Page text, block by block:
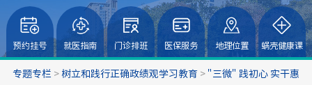
预约挂号 就医指南 门诊排班 医保服务 地理位置 蜗壳健康课
专题专栏 > 树立和践行正确政绩观学习教育> "三微" 践初心 实干惠